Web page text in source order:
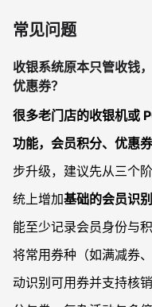
常见问题
收银系统原本只管收钱
优惠券？
很多老门店的收银机或
功能，会员积分、优惠
步升级，建议先从三个
统上增加基础的会员识
能至少记录会员身份与
将常用券种（如满减券
动识别可用券并支持核